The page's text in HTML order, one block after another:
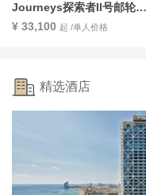
Journeys探索者II号邮轮8
天7晚微风天堂沐浴地中海古
¥ 33,100 起 /单人价格
精选酒店